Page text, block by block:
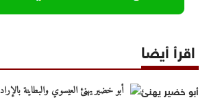
اقرأ أيضا
أبو خضير يهنئ العيسوي والبطاينة